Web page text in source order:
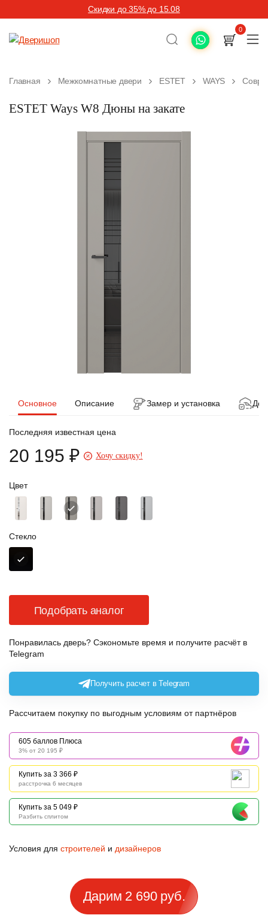
Скидки до 35% до 15.08
0
Главная Межкомнатные двери ESTET WAYS
ESTET Ways W8 Дюны на закате
Основное Описание Замер и установка
Цвет
Стекло
Последняя известная цена
20 195 ₽ Хочу скидку!
Подобрать аналог
Понравилась дверь? Сэкономьте время и получите расчёт в
Telegram
Получить расчет в Telegram
Рассчитаем покупку по выгодным условиям от партнёров
605 баллов Плюса
3% от 20 195 ₽
Купить за 3 366 ₽
расстрочка 6 месяцев
Купить за 5 049 ₽
Разбить сплитом
Условия для строителей и дизайнеров
Дарим 2 690 руб.